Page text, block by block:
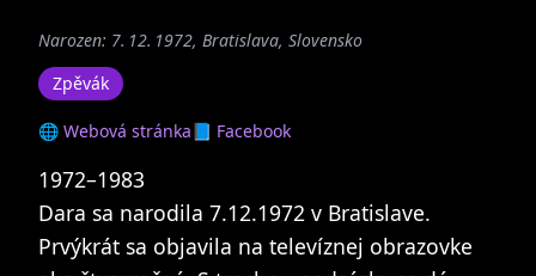
Narozen: 7. 12. 1972, Bratislava, Slovensko
Zpěvák
🌐 Webová stránka📘 Facebook
1972–1983
Dara sa narodila 7.12.1972 v Bratislave.
Prvýkrát sa objavila na televíznej obrazovke